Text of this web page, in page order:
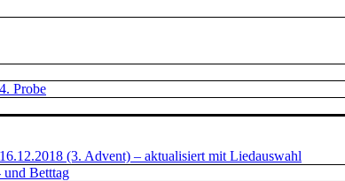
Probe
(3. Advent) – aktualisiert mit Liedauswahl
und Betttag